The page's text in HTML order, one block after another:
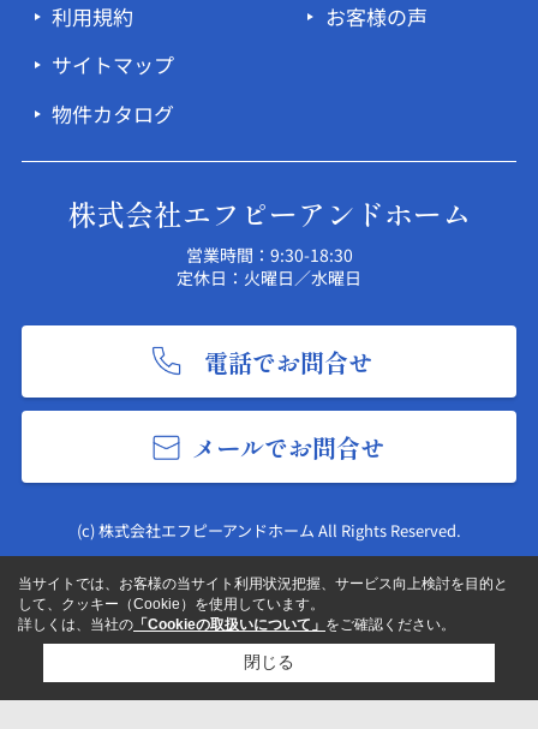
利用規約
サイトマップ
物件カタログ
お客様の声
株式会社エフピーアンドホーム
営業時間：9:30-18:30
定休日：火曜日／水曜日
電話でお問合せ
メールでお問合せ
(c) 株式会社エフピーアンドホーム All Rights Reserved.
当サイトでは、お客様の当サイト利用状況把握、サービス向上検討を目的と
して、クッキー（Cookie）を使用しています。
詳しくは、当社の 「Cookieの取扱いについて」 をご確認ください。
閉じる